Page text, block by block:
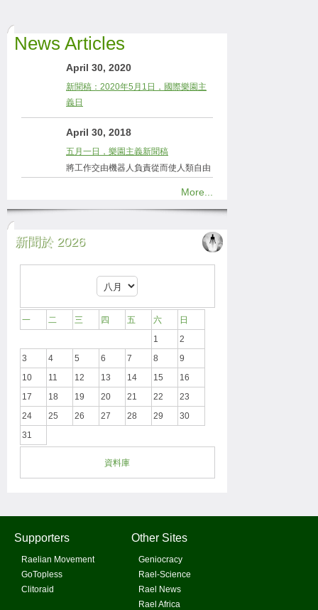
News Articles
April 30, 2020
新聞稿：2020年5月1日，國際樂園主
義日
April 30, 2018
五月一日，樂園主義新聞稿
將工作交由機器人負責從而使人類自由
More...
新聞於 2026
一 二 三 四 五 六
日
1
2
3
4 5 6 7 8
9
10
11 12 13 14 15
16
17
18 19 20 21 22
23
24
25 26 27 28 29
30
31
資料庫
Supporters
Raelian Movement
GoTopless
Clitoraid
Other Sites
Geniocracy
Rael-Science
Rael News
Rael Africa